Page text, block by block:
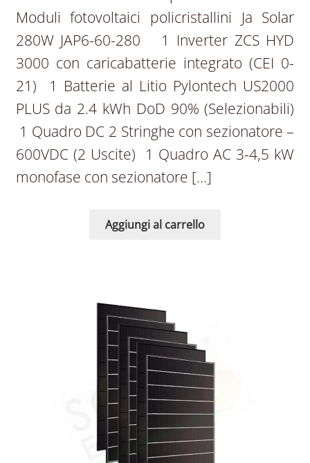
Moduli fotovoltaici policristallini Ja Solar
280W JAP6-60-280 1 Inverter ZCS HYD
3000 con caricabatterie integrato (CEI 0-
21) 1 Batterie al Litio Pylontech US2000
PLUS da 2.4 kWh DoD 90% (Selezionabili)
1 Quadro DC 2 Stringhe con sezionatore –
600VDC (2 Uscite) 1 Quadro AC 3-4,5 kW
monofase con sezionatore […]
Aggiungi al carrello